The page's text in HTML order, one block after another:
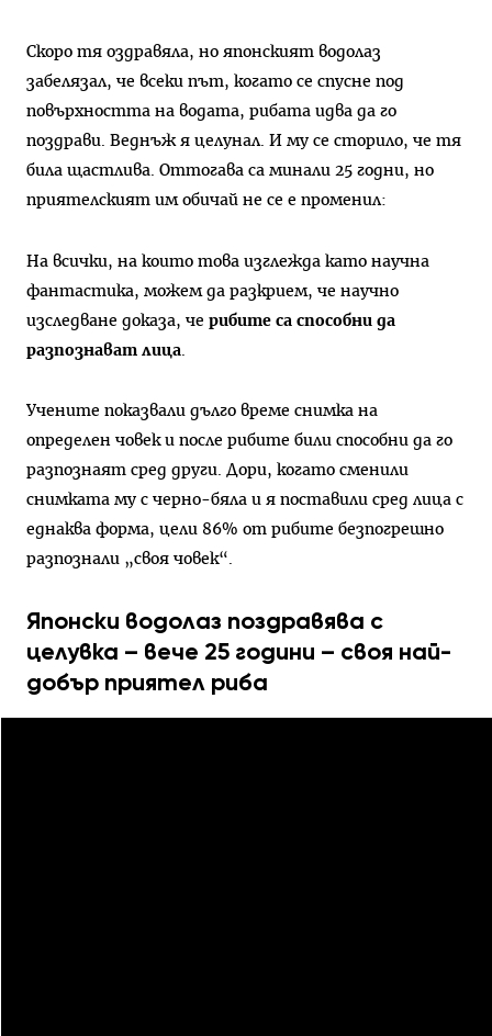
Скоро тя оздравяла, но японският водолаз
забелязал, че всеки път, когато се спусне под
повърхността на водата, рибата идва да го
поздрави. Веднъж я целунал. И му се сторило, че тя
била щастлива. Оттогава са минали 25 годни, но
приятелският им обичай не се е променил:
На всички, на които това изглежда като научна
фантастика, можем да разкрием, че научно
изследване доказа, че рибите са способни да
разпознават лица
Учените показвали дълго време снимка на
определен човек и после рибите били способни да го
разпознаят сред други. Дори, когато сменили
снимката му с черно-бяла и я поставили сред лица с
еднаква форма, цели 86% от рибите безпогрешно
разпознали „своя човек“.
Японски водолаз поздравява с
целувка – вече 25 години – своя най-
добър приятел риба